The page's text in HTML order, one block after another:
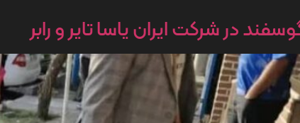
در شرکت ایران یاسا تایر و رابر